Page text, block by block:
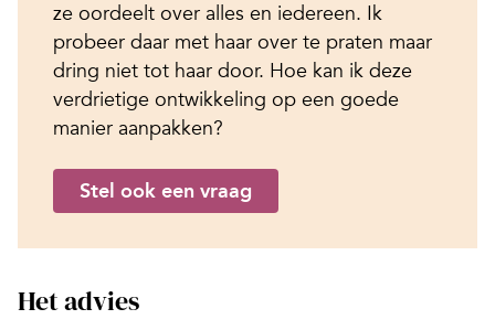
ze oordeelt over alles en iedereen. Ik
probeer daar met haar over te praten maar
dring niet tot haar door. Hoe kan ik deze
verdrietige ontwikkeling op een goede
manier aanpakken?
Stel ook een vraag
Het advies